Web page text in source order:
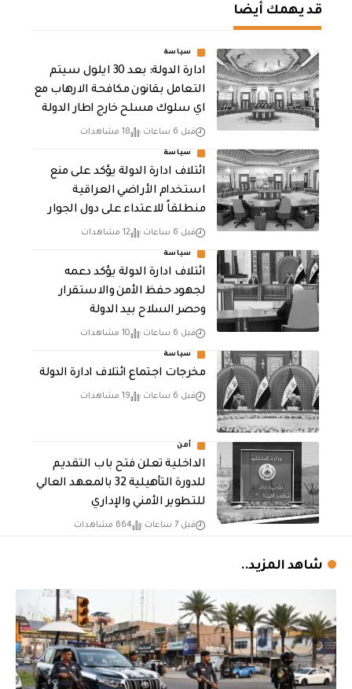
قد يهمك أيضا
سياسة
ادارة الدولة: بعد 30 ايلول سيتم
التعامل بقانون مكافحة الارهاب مع
اي سلوك مسلح خارج اطار الدولة
قبل 6 ساعات 18 مشاهدات
سياسة
ائتلاف ادارة الدولة يؤكد على منع
استخدام الأراضي العراقية
منطلقاً للاعتداء على دول الجوار
قبل 6 ساعات 12 مشاهدات
سياسة
ائتلاف ادارة الدولة يؤكد دعمه
لجهود حفظ الأمن والاستقرار
وحصر السلاح بيد الدولة
قبل 6 ساعات 10 مشاهدات
سياسة
مخرجات اجتماع ائتلاف ادارة الدولة
قبل 6 ساعات 19 مشاهدات
أمن
الداخلية تعلن فتح باب التقديم
للدورة التأهيلية 32 بالمعهد العالي
للتطوير الأمني والإداري
قبل 7 ساعات 664 مشاهدات
شاهد المزيد..